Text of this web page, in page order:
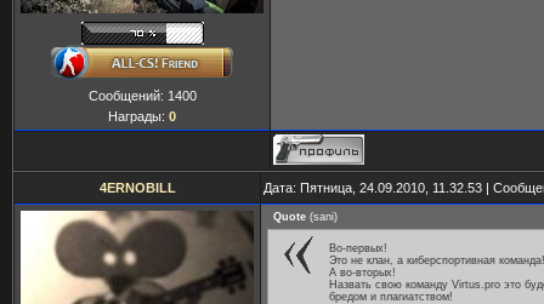
Сообщений: 1400
Награды: 0
4ERNOBILL Дата: Пятница, 24.09.2010, 11.32.53 |
Quote (sani)
Во-первых!
Это не клан, а киберспортивная команда!
А во-вторых!
Назвать свою команду Virtus.pro это
бредом и плагиатством!